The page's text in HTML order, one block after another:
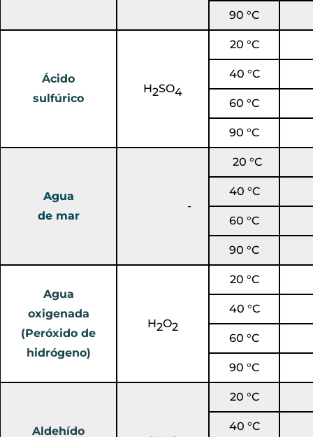
90 °C
Ácido
sulfúrico
H2SO4
20 °C
40 °C
60 °C
90 °C
Agua
de mar
-
20 °C
40 °C
60 °C
90 °C
Agua
oxigenada
(Peróxido de
hidrógeno)
H2O2
20 °C
40 °C
60 °C
90 °C
Aldehído
20 °C
40 °C